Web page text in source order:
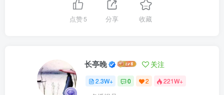
点赞5 分享 收藏
长亭晚 关注
2.3W+ 0 2 221W+